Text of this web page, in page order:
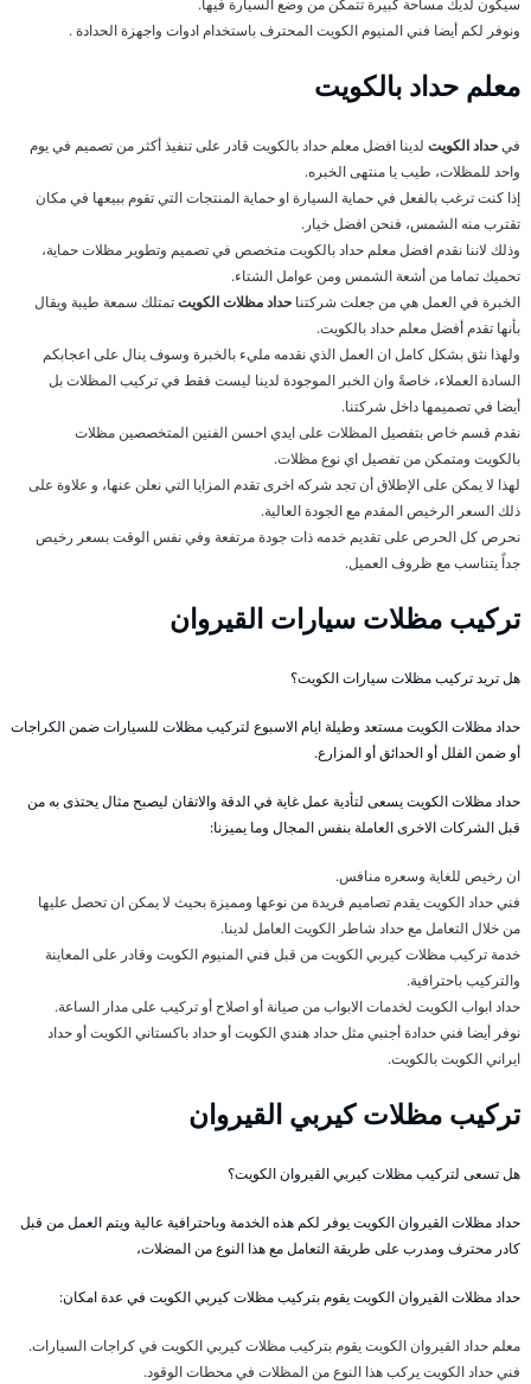
سيكون لديك مساحة كبيرة تتمكن من وضع السيارة فيها.
ونوفر لكم أيضا فني المنيوم الكويت المحترف باستخدام ادوات واجهزة الحدادة .
معلم حداد بالكويت
فيحداد الكويت لدينا افضل معلم حداد بالكويت قادر على تنفيذ أكثر من تصميم في يوم
واحد للمظلات، طيب يا منتهى الخبره.
إذا كنت ترغب بالفعل في حماية السيارة او حماية المنتجات التي تقوم ببيعها في مكان
تقترب منه الشمس، فنحن افضل خيار.
وذلك لاننا نقدم افضل معلم حداد بالكويت متخصص في تصميم وتطوير مظلات حماية،
تحميك تماما من أشعة الشمس ومن عوامل الشتاء.
الخبرة في العمل هي من جعلت شركتنا حداد مظلات الكويتتمتلك سمعة طيبة ويقال
بأنها تقدم أفضل معلم حداد بالكويت.
ولهذا نثق بشكل كامل ان العمل الذي نقدمه مليء بالخبرة وسوف ينال على اعجابكم
السادة العملاء، خاصةً وان الخبر الموجودة لدينا ليست فقط في تركيب المظلات بل
أيضا في تصميمها داخل شركتنا.
نقدم قسم خاص بتفصيل المظلات على ايدي احسن الفنين المتخصصين مظلات
بالكويت ومتمكن من تفصيل اي نوع مظلات.
لهذا لا يمكن على الإطلاق أن تجد شركه اخرى تقدم المزايا التي نعلن عنها، و علاوة على
ذلك السعر الرخيص المقدم مع الجودة العالية.
نحرص كل الحرص على تقديم خدمه ذات جودة مرتفعة وفي نفس الوقت بسعر رخيص
جداً يتناسب مع ظروف العميل.
تركيب مظلات سيارات القيروان
هل تريد تركيب مظلات سيارات الكويت؟
حداد مظلات الكويت مستعد وطيلة ايام الاسبوع لتركيب مظلات للسيارات ضمن الكراجات
أو ضمن الفلل أو الحدائق أو المزارع.
حداد مظلات الكويت يسعى لتأدية عمل غاية في الدقة والاتقان ليصبح مثال يحتذى به من
قبل الشركات الاخرى العاملة بنفس المجال وما يميزنا:
ان رخيص للغاية وسعره منافس.
فني حداد الكويت يقدم تصاميم فريدة من نوعها ومميزة بحيث لا يمكن ان تحصل عليها
من خلال التعامل مع حداد شاطر الكويت العامل لدينا.
خدمة تركيب مظلات كيربي الكويت من قبل فني المنيوم الكويت وقادر على المعاينة
والتركيب باحترافية.
حداد ابواب الكويت لخدمات الابواب من صيانة أو اصلاح أو تركيب على مدار الساعة.
نوفر أيضا فني حدادة أجنبي مثل حداد هندي الكويت أو حداد باكستاني الكويت أو حداد
ايراني الكويت بالكويت.
تركيب مظلات كيربي القيروان
هل تسعى لتركيب مظلات كيربي القيروان الكويت؟
حداد مظلات القيروان الكويت يوفر لكم هذه الخدمة وباحترافية عالية ويتم العمل من قبل
كادر محترف ومدرب على طريقة التعامل مع هذا النوع من المضلات،
حداد مظلات القيروان الكويت يقوم بتركيب مظلات كيربي الكويت في عدة امكان:
معلم حداد القيروان الكويت يقوم بتركيب مظلات كيربي الكويت في كراجات السيارات.
فني حداد الكويت يركب هذا النوع من المظلات في محطات الوقود.